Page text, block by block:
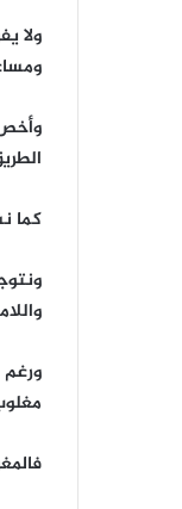
ولا
وأخص
كما
ورغم